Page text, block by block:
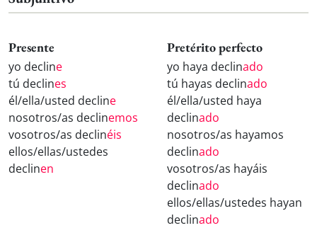
Presente
yo decline
tú declines
él/ella/usted decline
nosotros/as declinemos
vosotros/as declinéis
ellos/ellas/ustedes
declinen
Pretérito perfecto
yo haya declinado
tú hayas declinado
él/ella/usted haya
declinado
nosotros/as hayamos
declinado
vosotros/as hayáis
declinado
ellos/ellas/ustedes hayan
declinado